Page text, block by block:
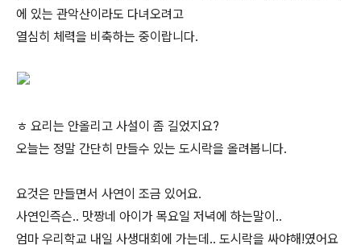
에 있는 관악산이라도 다녀오려고
열심히 체력을 비축하는 중이랍니다.
ㅎ 요리는 안올리고 사설이 좀 길었지요?
오늘는 정말 간단히 만들수 있는 도시락을 올려봅니다.
요것은 만들면서 사연이 조금 있어요.
사연인즉슨.. 맛짱네 아이가 목요일 저녁에 하는말이..
엄마 우리학교 내일 사생대회에 가는데.. 도시락을 싸야해!였어요